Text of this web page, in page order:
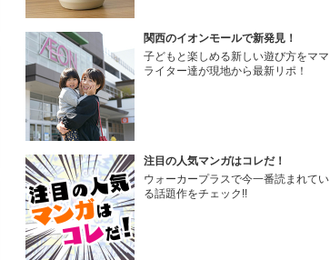
関西のイオンモールで新発見！
子どもと楽しめる新しい遊び方をママ
ライター達が現地から最新リポ！
注目の人気マンガはコレだ！
ウォーカープラスで今一番読まれてい
る話題作をチェック!!